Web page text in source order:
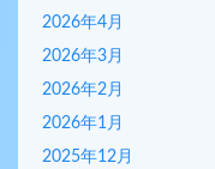
2026年4月
2026年3月
2026年2月
2026年1月
2025年12月